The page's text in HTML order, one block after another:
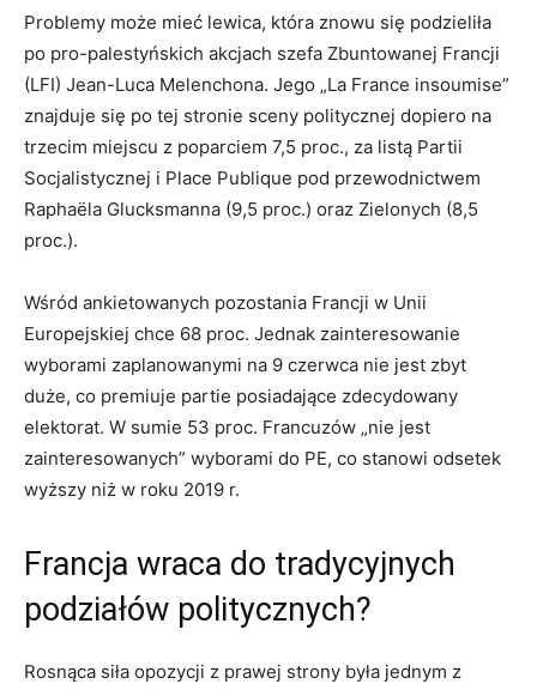
Problemy może mieć lewica, która znowu się podzieliła
po pro-palestyńskich akcjach szefa Zbuntowanej Francji
(LFI) Jean-Luca Melenchona. Jego „La France insoumise”
znajduje się po tej stronie sceny politycznej dopiero na
trzecim miejscu z poparciem 7,5 proc., za listą Partii
Socjalistycznej i Place Publique pod przewodnictwem
Raphaëla Glucksmanna (9,5 proc.) oraz Zielonych (8,5
proc.).
Wśród ankietowanych pozostania Francji w Unii
Europejskiej chce 68 proc. Jednak zainteresowanie
wyborami zaplanowanymi na 9 czerwca nie jest zbyt
duże, co premiuje partie posiadające zdecydowany
elektorat. W sumie 53 proc. Francuzów „nie jest
zainteresowanych” wyborami do PE, co stanowi odsetek
wyższy niż w roku 2019 r.
Francja wraca do tradycyjnych
podziałów politycznych?
Rosnąca siła opozycji z prawej strony była jednym z